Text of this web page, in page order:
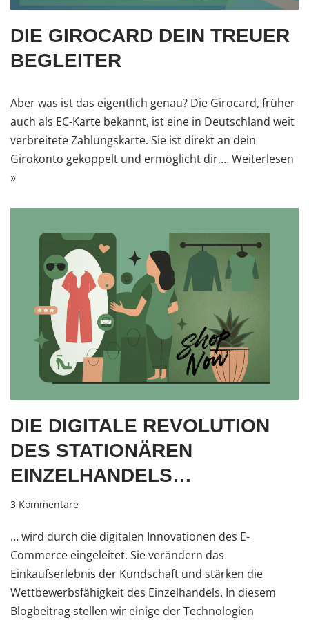
DIE GIROCARD DEIN TREUER
BEGLEITER
Aber was ist das eigentlich genau? Die Girocard, früher
auch als EC-Karte bekannt, ist eine in Deutschland weit
verbreitete Zahlungskarte. Sie ist direkt an dein
Girokonto gekoppelt und ermöglicht dir,…Weiterlesen
»
DIE DIGITALE REVOLUTION
DES STATIONÄREN
EINZELHANDELS…
3 Kommentare
… wird durch die digitalen Innovationen des E-
Commerce eingeleitet. Sie verändern das
Einkaufserlebnis der Kundschaft und stärken die
Wettbewerbsfähigkeit des Einzelhandels. In diesem
Blogbeitrag stellen wir einige der Technologien